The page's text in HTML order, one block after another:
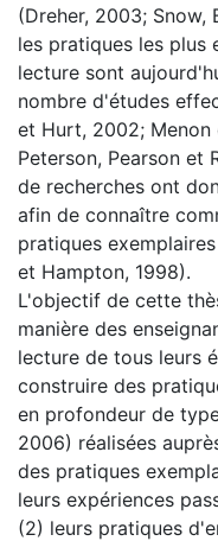
(Dreher, 2003; Snow,
les pratiques les plus
lecture sont
nombre d'études
et Hurt, 2002;
Peterson, Pearson et
de recherches ont
afin de connaître
pratiques
et Hampton, 1998).
L'objectif de cette
manière des
lecture de tous leurs
construire des
en profondeur de
2006) réalisées
des pratiques
leurs expériences
(2) leurs pratiques